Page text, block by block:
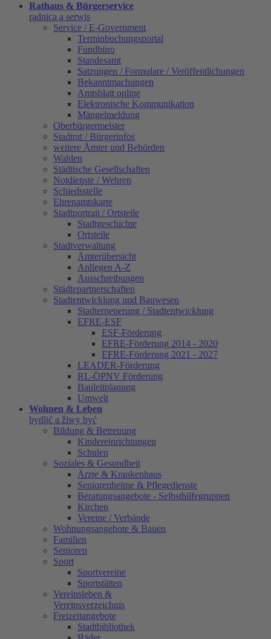
Rathaus & Bürgerservice
radnica a serwis
Service / E-Government
Terminbuchungsportal
Fundbüro
Standesamt
Satzungen / Formulare / Veröffentlichungen
Bekanntmachungen
Amtsblatt online
Elektronische Kommunikation
Mängelmeldung
Oberbürgermeister
Stadtrat / Bürgerinfos
weitere Ämter und Behörden
Wahlen
Städtische Gesellschaften
Notdienste / Wehren
Schiedsstelle
Ehrenamtskarte
Stadtportrait / Ortsteile
Stadtgeschichte
Ortsteile
Stadtverwaltung
Ämterübersicht
Anliegen A-Z
Ausschreibungen
Städtepartnerschaften
Stadtentwicklung und Bauwesen
Stadterneuerung / Stadtentwicklung
EFRE-ESF
ESF-Förderung
EFRE-Förderung 2014 - 2020
EFRE-Förderung 2021 - 2027
LEADER-Förderung
RL-ÖPNV Förderung
Bauleitplanung
Umwelt
Wohnen & Leben
bydlić a žiwy być
Bildung & Betreuung
Kindereinrichtungen
Schulen
Soziales & Gesundheit
Ärzte & Krankenhaus
Seniorenheime & Pflegedienste
Beratungsangebote - Selbsthilfegruppen
Kirchen
Vereine / Verbände
Wohnungsangebote & Bauen
Familien
Senioren
Sport
Sportvereine
Sportstätten
Vereinsleben &
Vereinsverzeichnis
Freizeitangebote
Stadtbibliothek